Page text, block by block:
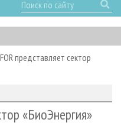
представляет сектор
«БиоЭнергия»